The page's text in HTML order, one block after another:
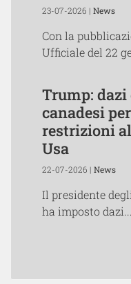
23-07-2026 | News
Con la
Ufficiale del 22
Trump: dazi
canadesi
restrizioni
Usa
22-07-2026 | News
Il presidente
ha imposto dazi...